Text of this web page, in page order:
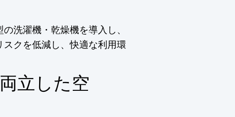
洗濯機・乾燥機を導入し、
クを低減し、快適な利用環
立した空